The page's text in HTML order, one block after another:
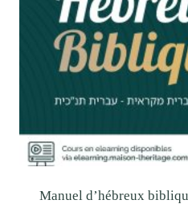
Manuel d’hébreux